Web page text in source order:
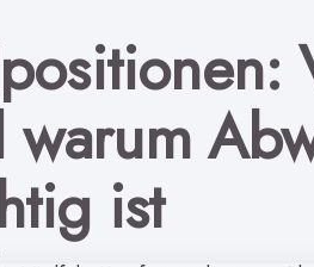
warum
ist